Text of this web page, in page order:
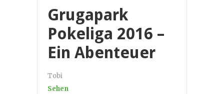
Grugapark
Pokeliga 2016 –
Ein Abenteuer
Tobi
Sehen